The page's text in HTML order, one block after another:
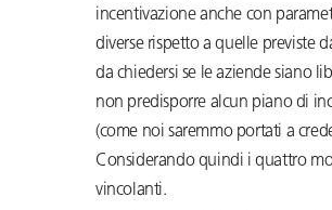
incentivazione anche con
diverse rispetto a quelle previste
da chiedersi se le aziende siano
non predisporre alcun piano di
(come noi saremmo portati a
Considerando quindi i quattro
vincolanti.